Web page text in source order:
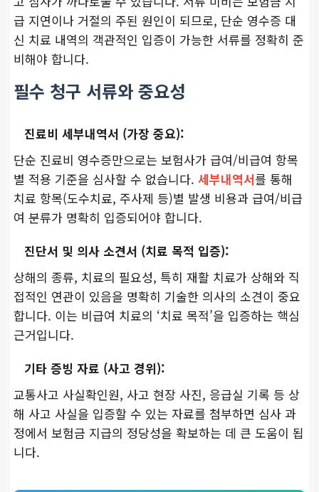
급 지연이나 거절의 주된 원인이 되므로, 단순 영수증 대
신 치료 내역의 객관적인 입증이 가능한 서류를 정확히 준
비해야 합니다.
필수 청구 서류와 중요성
진료비 세부내역서 (가장 중요):
단순 진료비 영수증만으로는 보험사가 급여/비급여 항목
별 적용 기준을 심사할 수 없습니다. 세부내역서를 통해
치료 항목(도수치료, 주사제 등)별 발생 비용과 급여/비급
여 분류가 명확히 입증되어야 합니다.
진단서 및 의사 소견서 (치료 목적 입증):
상해의 종류, 치료의 필요성, 특히 재활 치료가 상해와 직
접적인 연관이 있음을 명확히 기술한 의사의 소견이 중요
합니다. 이는 비급여 치료의 ‘치료 목적’을 입증하는 핵심
근거입니다.
기타 증빙 자료 (사고 경위):
교통사고 사실확인원, 사고 현장 사진, 응급실 기록 등 상
해 사고 사실을 입증할 수 있는 자료를 첨부하면 심사 과
정에서 보험금 지급의 정당성을 확보하는 데 큰 도움이 됩
니다.